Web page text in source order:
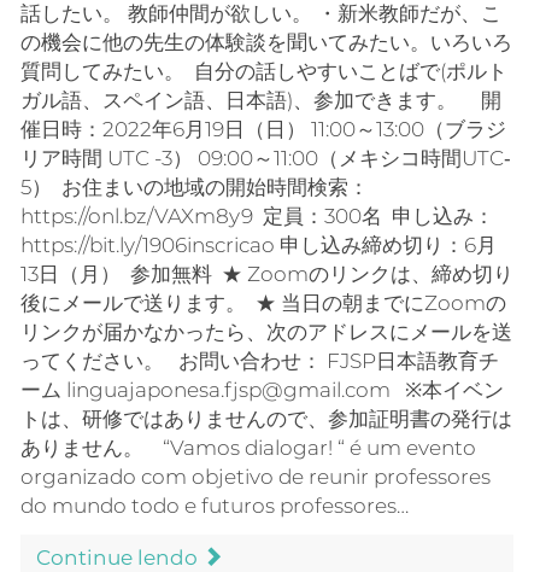
話したい。 教師仲間が欲しい。 ・新米教師だが、こ
の機会に他の先生の体験談を聞いてみたい。いろいろ
質問してみたい。 自分の話しやすいことばで(ポルト
ガル語、スペイン語、日本語)、参加できます。 開
催日時：2022年6月19日（日） 11:00～13:00（ブラジ
リア時間 UTC -3） 09:00～11:00（メキシコ時間UTC‐
5） お住まいの地域の開始時間検索：
https://onl.bz/VAXm8y9 定員：300名 申し込み：
https://bit.ly/1906inscricao 申し込み締め切り：6月
13日（月） 参加無料 ★ Zoomのリンクは、締め切り
後にメールで送ります。 ★ 当日の朝までにZoomの
リンクが届かなかったら、次のアドレスにメールを送
ってください。 お問い合わせ： FJSP日本語教育チ
ーム linguajaponesa.fjsp@gmail.com ※本イベン
トは、研修ではありませんので、参加証明書の発行は
ありません。 “Vamos dialogar! “ é um evento
organizado com objetivo de reunir professores
do mundo todo e futuros professores…
Continue lendo